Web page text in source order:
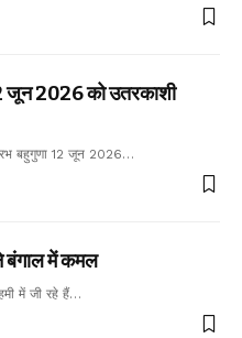
जून 2026 को उतरकाशी
बहुगुणा 12 जून 2026…
बंगाल में कमल
में जी रहे हैं…